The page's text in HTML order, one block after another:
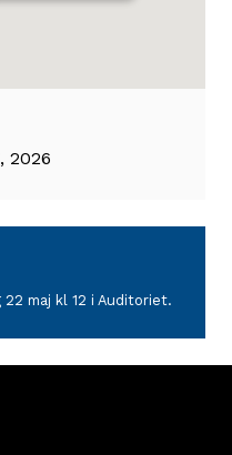
2026
22 maj kl 12 i Auditoriet.